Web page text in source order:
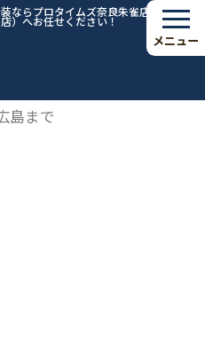
ならプロタイムズ奈良朱雀店・生駒
）へお任せください！
メニュー
島まで